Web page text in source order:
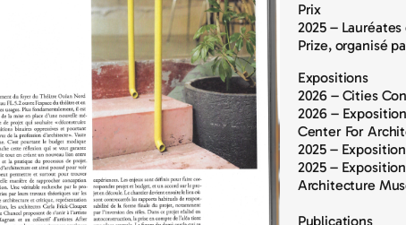
Prix
2025 –
Prize, organisé
Expositions
2026 – Cities
2026 –
Center For
2025 –
2025 –
Architecture
Publications